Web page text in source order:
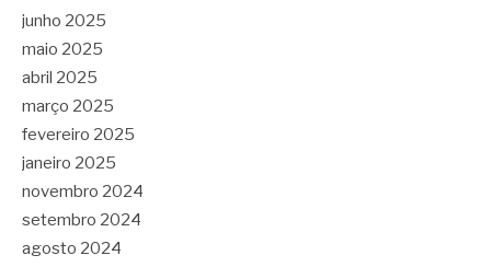
junho 2025
maio 2025
abril 2025
março 2025
fevereiro 2025
janeiro 2025
novembro 2024
setembro 2024
agosto 2024